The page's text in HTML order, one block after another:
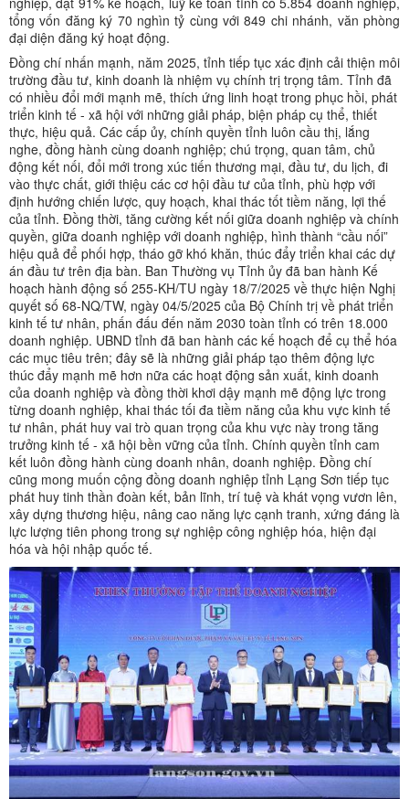
tổng vốn đăng ký 70 nghìn tỷ cùng với 849 chi nhánh, văn phòng
đại diện đăng ký hoạt động.
Đồng chí nhấn mạnh, năm 2025, tỉnh tiếp tục xác định cải thiện môi
trường đầu tư, kinh doanh là nhiệm vụ chính trị trọng tâm. Tỉnh đã
có nhiều đổi mới mạnh mẽ, thích ứng linh hoạt trong phục hồi, phát
triển kinh tế - xã hội với những giải pháp, biện pháp cụ thể, thiết
thực, hiệu quả. Các cấp ủy, chính quyền tỉnh luôn cầu thị, lắng
nghe, đồng hành cùng doanh nghiệp; chú trọng, quan tâm, chủ
động kết nối, đổi mới trong xúc tiến thương mại, đầu tư, du lịch, đi
vào thực chất, giới thiệu các cơ hội đầu tư của tỉnh, phù hợp với
định hướng chiến lược, quy hoạch, khai thác tốt tiềm năng, lợi thế
của tỉnh. Đồng thời, tăng cường kết nối giữa doanh nghiệp và chính
quyền, giữa doanh nghiệp với doanh nghiệp, hình thành “cầu nối”
hiệu quả để phối hợp, tháo gỡ khó khăn, thúc đẩy triển khai các dự
án đầu tư trên địa bàn. Ban Thường vụ Tỉnh ủy đã ban hành Kế
hoạch hành động số 255-KH/TU ngày 18/7/2025 về thực hiện Nghị
quyết số 68-NQ/TW, ngày 04/5/2025 của Bộ Chính trị về phát triển
kinh tế tư nhân, phấn đấu đến năm 2030 toàn tỉnh có trên 18.000
doanh nghiệp. UBND tỉnh đã ban hành các kế hoạch để cụ thể hóa
các mục tiêu trên; đây sẽ là những giải pháp tạo thêm động lực
thúc đẩy mạnh mẽ hơn nữa các hoạt động sản xuất, kinh doanh
của doanh nghiệp và đồng thời khơi dậy mạnh mẽ động lực trong
từng doanh nghiệp, khai thác tối đa tiềm năng của khu vực kinh tế
tư nhân, phát huy vai trò quan trọng của khu vực này trong tăng
trưởng kinh tế - xã hội bền vững của tỉnh. Chính quyền tỉnh cam
kết luôn đồng hành cùng doanh nhân, doanh nghiệp. Đồng chí
cũng mong muốn cộng đồng doanh nghiệp tỉnh Lạng Sơn tiếp tục
phát huy tinh thần đoàn kết, bản lĩnh, trí tuệ và khát vọng vươn lên,
xây dựng thương hiệu, nâng cao năng lực cạnh tranh, xứng đáng là
lực lượng tiên phong trong sự nghiệp công nghiệp hóa, hiện đại
hóa và hội nhập quốc tế.